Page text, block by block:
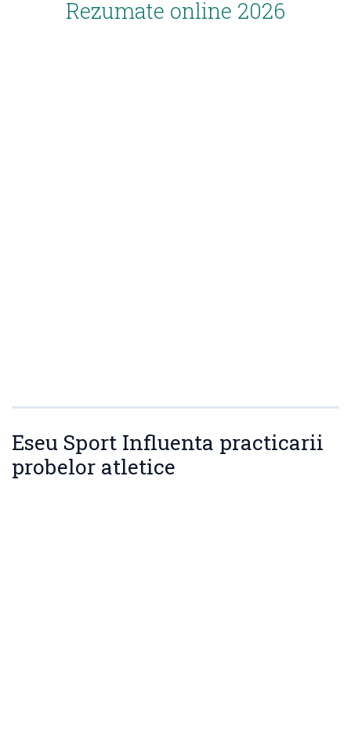
Rezumate online 2026
Eseu Sport Influenta practicarii
probelor atletice